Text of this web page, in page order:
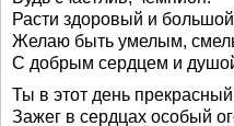
Расти здоровый и
Желаю быть умелым,
С добрым сердцем и
Ты в этот день
Зажег в сердцах особый